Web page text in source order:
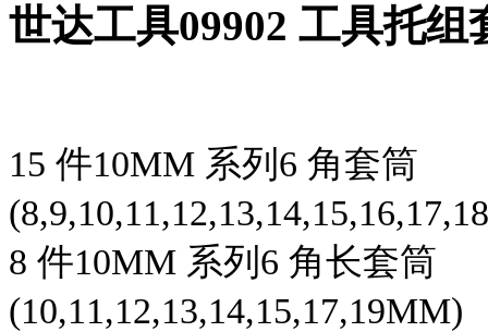
世达工具09902 工具托
15 件10MM 系列6 角套筒
8 件10MM 系列6 角长套筒
(10,11,12,13,14,15,17,19MM)